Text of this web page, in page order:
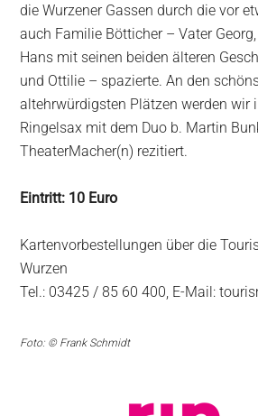
die Wurzener Gassen durch die vor
auch Familie Bötticher – Vater
Hans mit seinen beiden älteren
und Ottilie – spazierte. An den
altehrwürdigsten Plätzen werden wir
Ringelsax mit dem Duo b. Martin
TheaterMacher(n) rezitiert.
Eintritt: 10 Euro
Kartenvorbestellungen über die
Wurzen
Tel.: 03425 / 85 60 400, E-Mail:
Foto: © Frank Schmidt